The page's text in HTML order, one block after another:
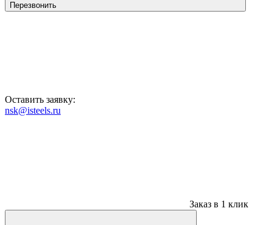
Перезвонить
Оставить заявку:
nsk@isteels.ru
Заказ в 1 клик